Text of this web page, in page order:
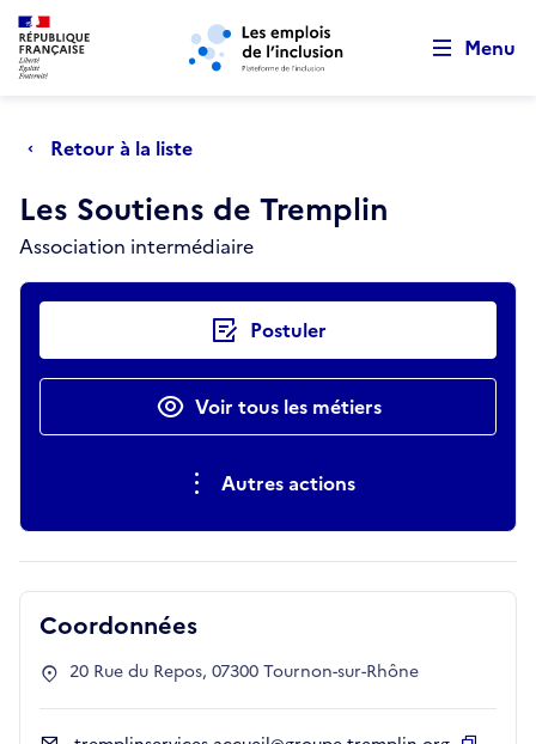
Aller au menu principal Aller au contenu principal
Menu
Retour à la liste
Les Soutiens de Tremplin
Association intermédiaire
Actions rapides Postuler
Voir tous les métiers
Autres actions
Coordonnées
20 Rue du Repos, 07300 Tournon-sur-Rhône
Retour au début de la page
Panneau de gestion des cookies